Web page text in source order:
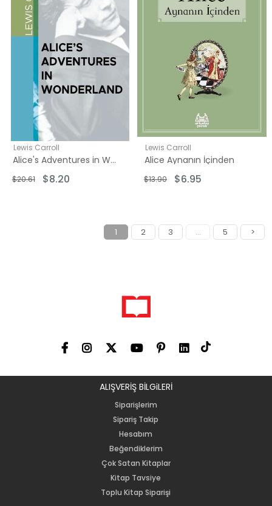
Lewis Carroll
Alice's Adventures in Wonderland
$8.20
$20.61
Lewis Carroll
Alice Aynanın İçinden
$6.95
$13.90
1 2 3 ... 5 >
ALIŞVERİŞ BİLGiLERİ
Siparişlerim
Sipariş Takip
Hesabım
Beğendiklerim
Çok Satan Kitaplar
Kitap Tavsiye
Toplu Kitap Siparişi